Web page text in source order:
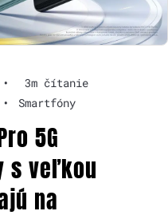
•
3m čítanie
• Smartfóny
5G
s veľkou
na